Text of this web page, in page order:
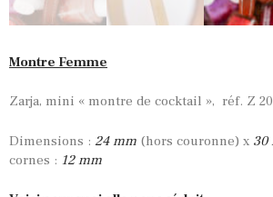
TOUTES NOS VINTAGES
Montre Femme
Zarja, mini « montre de cocktail », réf. Z
Dimensions : 24 mm (hors couronne) x 30
cornes : 12 mm